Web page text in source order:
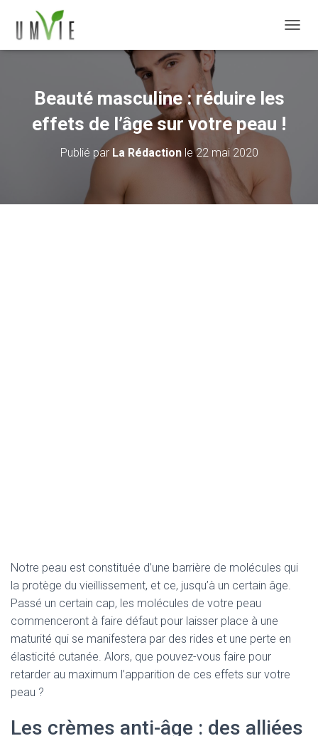
Beauté masculine : réduire les
effets de l’âge sur votre peau !
Publié par La Rédactionle22 mai 2020
Notre peau est constituée d’une barrière de molécules qui
la protège du vieillissement, et ce, jusqu’à un certain âge.
Passé un certain cap, les molécules de votre peau
commenceront à faire défaut pour laisser place à une
maturité qui se manifestera par des rides et une perte en
élasticité cutanée. Alors, que pouvez-vous faire pour
retarder au maximum l’apparition de ces effets sur votre
peau ?
Les crèmes anti-âge : des alliées